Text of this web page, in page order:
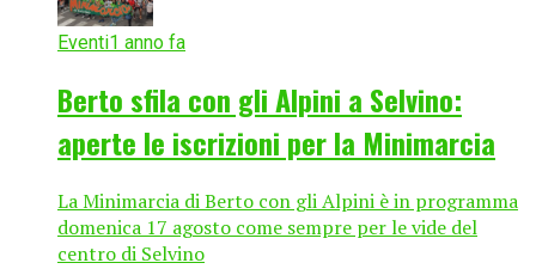
Eventi1 anno fa
Berto sfila con gli Alpini a Selvino:
aperte le iscrizioni per la Minimarcia
La Minimarcia di Berto con gli Alpini è in programma
domenica 17 agosto come sempre per le vide del
centro di Selvino